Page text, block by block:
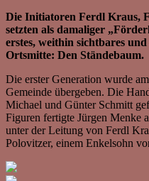
Die Initiatoren Ferdl Kraus,
setzten als damaliger
erstes, weithin sichtbares
Ortsmitte: Den Ständebaum.
Die erster Generation wurde
Gemeinde übergeben. Die
Michael und Günter Schmitt
Figuren fertigte Jürgen Menke
unter der Leitung von Ferdl
Polovitzer, einem Enkelsohn